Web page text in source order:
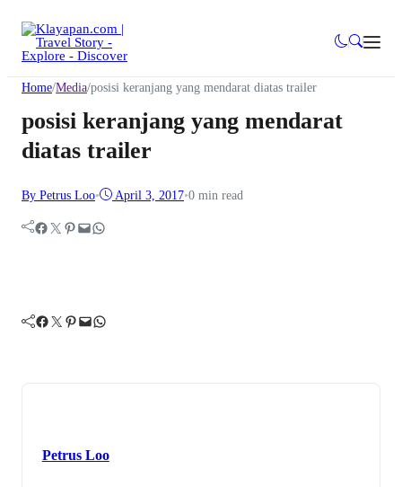
Home/Media/posisi keranjang yang mendarat diatas trailer
posisi keranjang yang mendarat
diatas trailer
By Petrus Loo• April 3, 2017•0 min read
Facebook Twitter Pinterest Mail WhatsApp
Facebook Twitter Pinterest Mail WhatsApp
Petrus Loo